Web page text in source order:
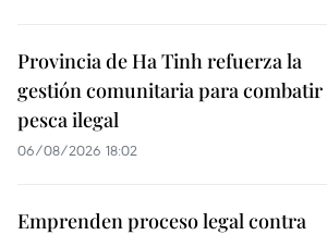
Provincia de Ha Tinh refuerza la
gestión comunitaria para combatir
pesca ilegal
06/08/2026 18:02
Emprenden proceso legal contra